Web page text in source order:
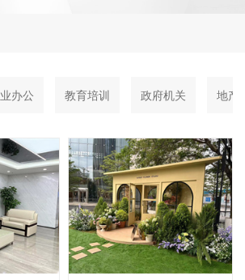
办公 教育培训 政府机关 地产